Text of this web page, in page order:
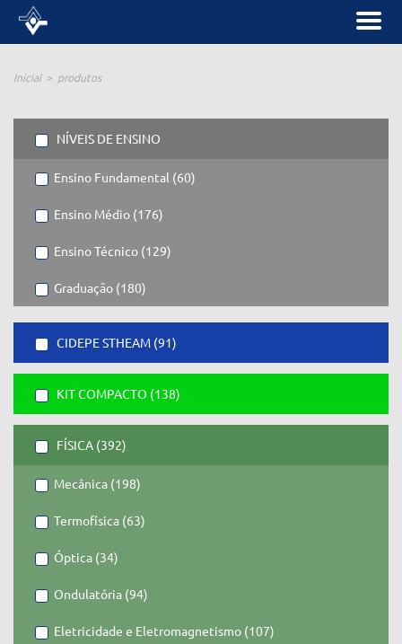
Inicial produtos
NÍVEIS DE ENSINO
Ensino Fundamental (60)
Ensino Médio (176)
Ensino Técnico (129)
Graduação (180)
CIDEPE STHEAM (91)
KIT COMPACTO (138)
FÍSICA (392)
Mecânica (198)
Termofísica (63)
Óptica (34)
Ondulatória (94)
Eletricidade e Eletromagnetismo (107)